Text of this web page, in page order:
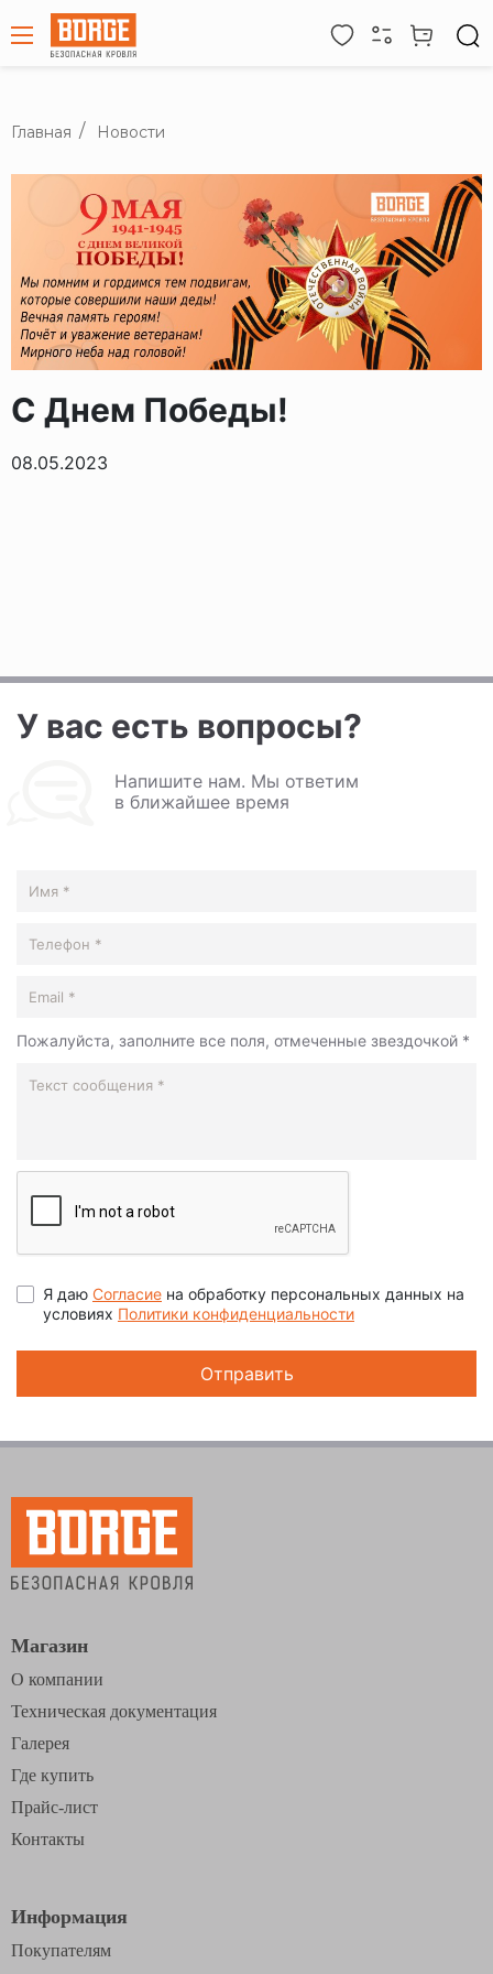
Главная Новости
С Днем Победы!
08.05.2023
У вас есть вопросы?
Напишите нам. Мы ответим
в ближайшее время
Пожалуйста, заполните все поля, отмеченные звездочкой *
Я даю Согласие на обработку персональных данных на
условиях Политики конфиденциальности
Магазин
О компании
Техническая документация
Галерея
Где купить
Прайс-лист
Контакты
Информация
Покупателям